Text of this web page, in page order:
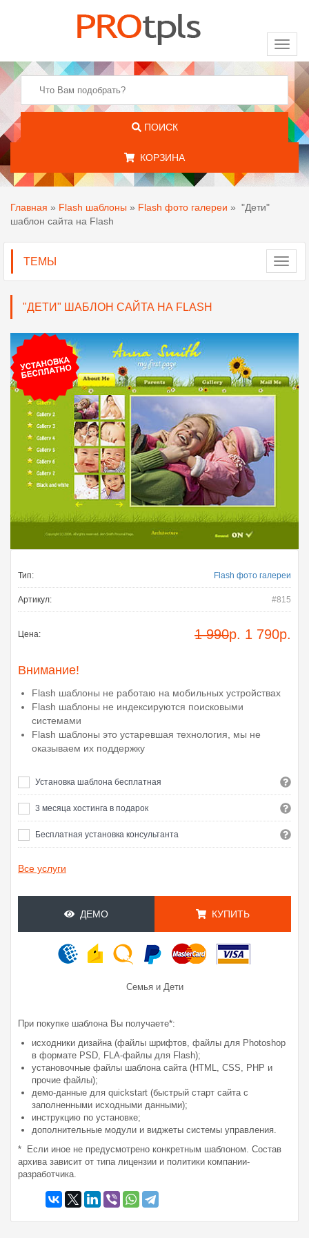
ПОИСК
КОРЗИНА
Главная » Flash шаблоны » Flash фото галереи » "Дети"
шаблон сайта на Flash
ТЕМЫ
"ДЕТИ" ШАБЛОН САЙТА НА FLASH
Тип: Flash фото галереи
Артикул: #815
Цена: 1 990р. 1 790р.
Внимание!
Flash шаблоны не работаю на мобильных устройствах
Flash шаблоны не индексируются поисковыми
системами
Flash шаблоны это устаревшая технология, мы не
оказываем их поддержку
Установка шаблона бесплатная
3 месяца хостинга в подарок
Бесплатная установка консультанта
Все услуги
ДЕМО КУПИТЬ
Семья и Дети
При покупке шаблона Вы получаете*:
исходники дизайна (файлы шрифтов, файлы для Photoshop
в формате PSD, FLA-файлы для Flash);
установочные файлы шаблона сайта (HTML, CSS, PHP и
прочие файлы);
демо-данные для quickstart (быстрый старт сайта с
заполненными исходными данными);
инструкцию по установке;
дополнительные модули и виджеты системы управления.
* Если иное не предусмотрено конкретным шаблоном. Состав
архива зависит от типа лицензии и политики компании-
разработчика.